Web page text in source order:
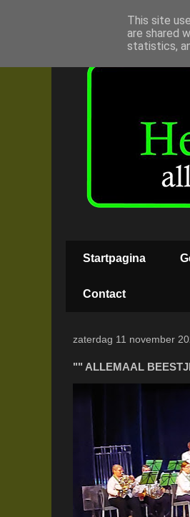
Startpagina
Contact
zaterdag 11 november
"" ALLEMAAL
This site
are shared
statistics,